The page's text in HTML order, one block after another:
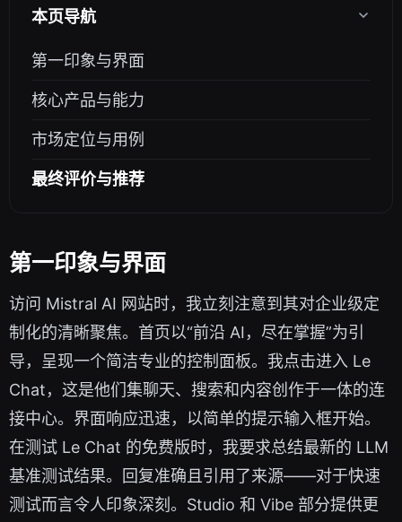
本页导航
第一印象与界面
核心产品与能力
市场定位与用例
最终评价与推荐
第一印象与界面
访问 Mistral AI 网站时，我立刻注意到其对企业级定
制化的清晰聚焦。首页以“前沿 AI，尽在掌握”为引
导，呈现一个简洁专业的控制面板。我点击进入 Le
Chat，这是他们集聊天、搜索和内容创作于一体的连
接中心。界面响应迅速，以简单的提示输入框开始。
在测试 Le Chat 的免费版时，我要求总结最新的 LLM
基准测试结果。回复准确且引用了来源——对于快速
测试而言令人印象深刻。Studio 和 Vibe 部分提供更